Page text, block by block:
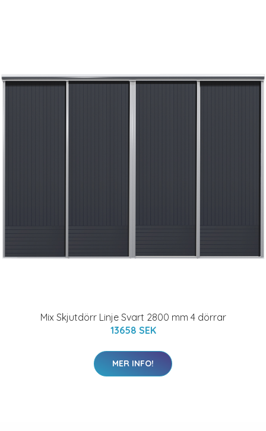
Mix Skjutdörr Linje Svart 2800 mm 4 dörrar
13658 SEK
MER INFO!